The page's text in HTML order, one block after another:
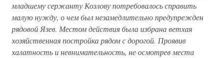
младшему сержанту Козлову потребовалось справить
малую нужду, о чем был незамедлительно предупрежден
рядовой Язев. Местом действия была избрана ветхая
хозяйственная постройка рядом с дорогой. Проявив
халатность и невнимательность, не осмотрев места